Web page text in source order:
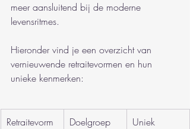
meer aansluitend bij de moderne
levensritmes.
Hieronder vind je een overzicht van
vernieuwende retraitevormen en hun
unieke kenmerken:
Retraitevorm Doelgroep
Uniek